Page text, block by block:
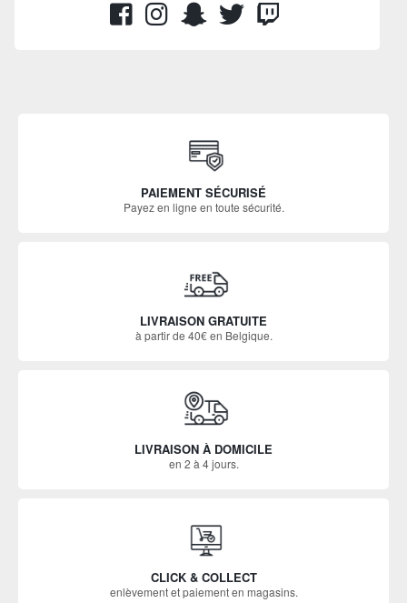
PAIEMENT SÉCURISÉ
Payez en ligne en toute sécurité.
LIVRAISON GRATUITE
à partir de 40€ en Belgique.
LIVRAISON À DOMICILE
en 2 à 4 jours.
CLICK & COLLECT
enlèvement et paiement en magasins.